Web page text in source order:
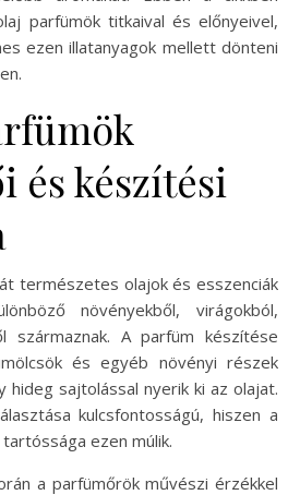
parfümök titkaival és előnyeivel,
ezen illatanyagok mellett dönteni
és készítési
természetes olajok és esszenciák
növényekből, virágokból,
származnak. A parfüm készítése
és egyéb növényi részek
hideg sajtolással nyerik ki az olajat.
kulcsfontosságú, hiszen a
ezen múlik.
a parfümőrök művészi érzékkel